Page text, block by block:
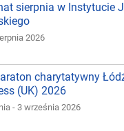
sierpnia w Instytucie
2026
charytatywny
(UK) 2026
- 3 września 2026